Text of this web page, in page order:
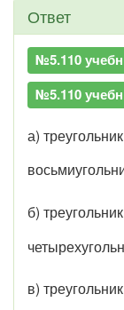
Ответ
№5.110
№5.110
а)
б) треугольник
в) треугольник